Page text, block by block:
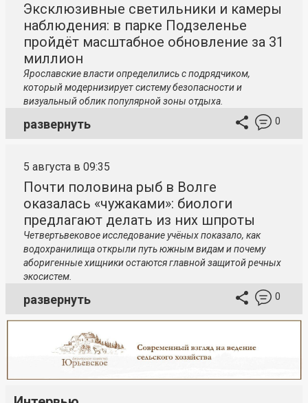
Эксклюзивные светильники и камеры
наблюдения: в парке Подзеленье
пройдёт масштабное обновление за 31
миллион
Ярославские власти определились с подрядчиком,
который модернизирует систему безопасности и
визуальный облик популярной зоны отдыха.
развернуть 0
5 августа в 09:35
Почти половина рыб в Волге
оказалась «чужаками»: биологи
предлагают делать из них шпроты
Четвертьвековое исследование учёных показало, как
водохранилища открыли путь южным видам и почему
аборигенные хищники остаются главной защитой речных
экосистем.
развернуть 0